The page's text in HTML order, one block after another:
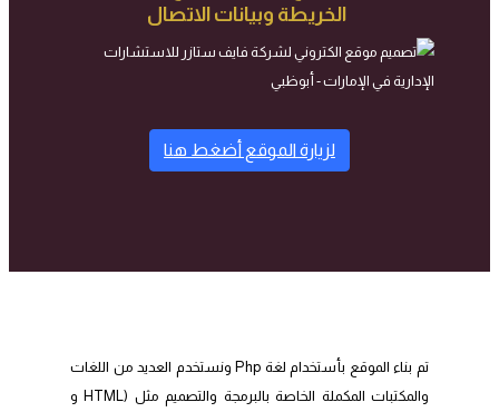
الخريطة وبيانات الاتصال
لزيارة الموقع أضغط هنا
تم بناء الموقع بأستخدام لغة Php ونستخدم العديد من اللغات
والمكتبات المكملة الخاصة بالبرمجة والتصميم مثل (HTML و